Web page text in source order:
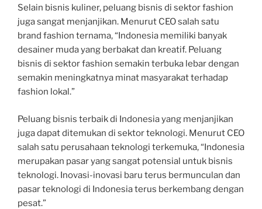
Selain bisnis kuliner, peluang bisnis di sektor fashion
juga sangat menjanjikan. Menurut CEO salah satu
brand fashion ternama, “Indonesia memiliki banyak
desainer muda yang berbakat dan kreatif. Peluang
bisnis di sektor fashion semakin terbuka lebar dengan
semakin meningkatnya minat masyarakat terhadap
fashion lokal.”
Peluang bisnis terbaik di Indonesia yang menjanjikan
juga dapat ditemukan di sektor teknologi. Menurut CEO
salah satu perusahaan teknologi terkemuka, “Indonesia
merupakan pasar yang sangat potensial untuk bisnis
teknologi. Inovasi-inovasi baru terus bermunculan dan
pasar teknologi di Indonesia terus berkembang dengan
pesat.”